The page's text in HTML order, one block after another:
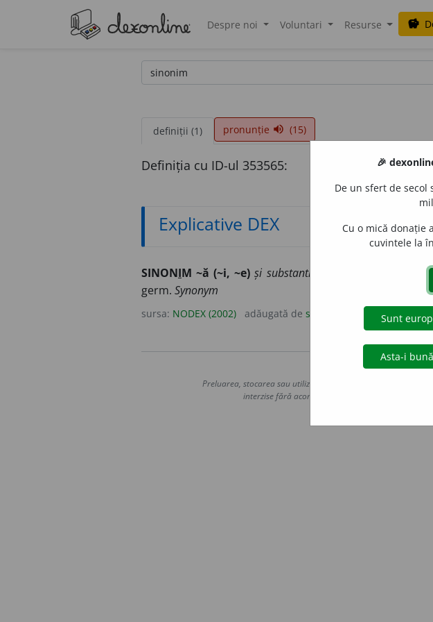
Despre noi Voluntari Resurse savings
definiții (1) pronunție volume_up (15)
Definiția cu ID-ul 353565:
Explicative DEX
SINONIM ~ă (~i, ~e) și substantival (despre cuvinte,
germ. Synonym
sursa: NODEX (2002) adăugată de siveco
Copyright © 2004-
Preluarea, stocarea sau utilizarea datelor de pe acest site,
interzise fără acordul nostru prealabil scris, cu
🎉
De un sfert de
Cu o mică donație
cuvintele la